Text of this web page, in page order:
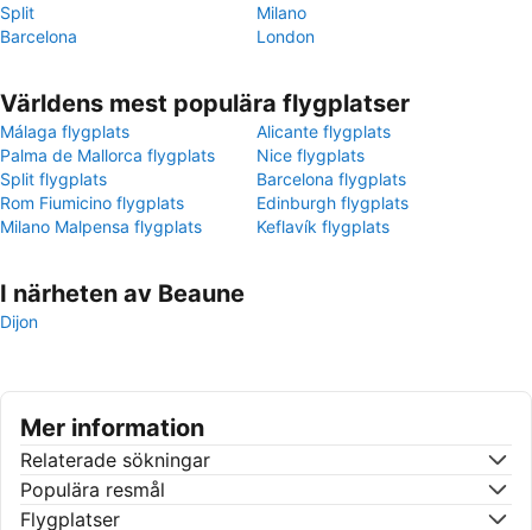
Split
Milano
Barcelona
London
Världens mest populära flygplatser
Málaga flygplats
Alicante flygplats
Palma de Mallorca flygplats
Nice flygplats
Split flygplats
Barcelona flygplats
Rom Fiumicino flygplats
Edinburgh flygplats
Milano Malpensa flygplats
Keflavík flygplats
I närheten av Beaune
Dijon
Mer information
Relaterade sökningar
Populära resmål
Flygplatser